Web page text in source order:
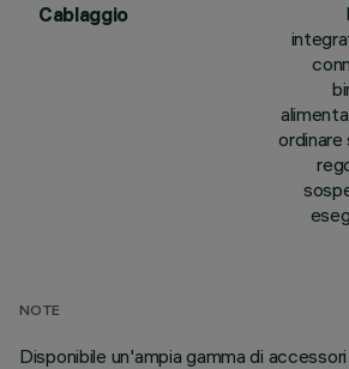
Cablaggio
NOTE
Disponibile un'ampia gamma di